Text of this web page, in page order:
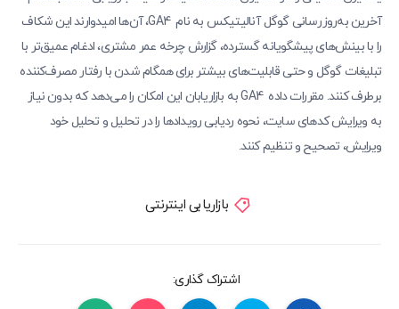
آخرین به‌روزرسانی گوگل آنالیتیکس به نام GA4، آن‌ها امیدوارند این شکاف
را با بینش‌های پیشگویانه گسترده، گزارش چرخه عمر مشتری، ادغام عمیق‌تر با
تبلیغات گوگل و حتی قابلیت‌های بیشتر برای همگام شدن با رفتار مصرف‌کننده
برطرف کنند. مقررات داده GA4 به بازاریابان این امکان را می‌دهد که بدون نیاز
به ویرایش کدهای سایت، نحوه ردیابی رویدادها را در تحلیل و تحلیل خود
ویرایش، تصحیح و تنظیم کنند.
بازاریابی اینترنتی
اشتراک گذاری: